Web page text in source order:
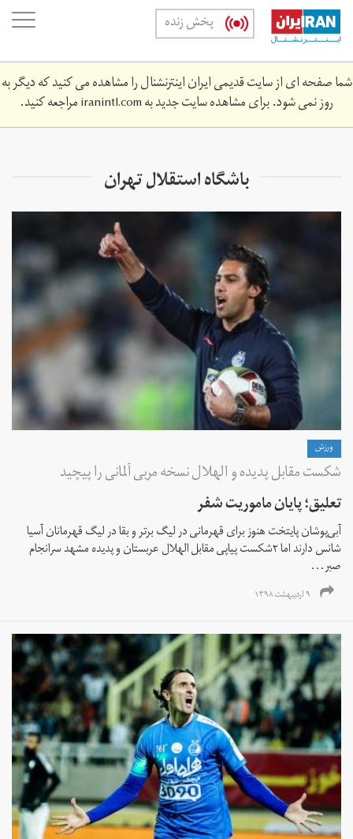
Skip
main
content
پخش زنده
شما صفحه ای از سایت قدیمی ایران اینترنشنال را مشاهده می کنید که دیگر به
روز نمی شود. برای مشاهده سایت جدید بهiranintl.comمراجعه کنید.
باشگاه استقلال تهران
ورزش
شکست مقابل پدیده و الهلال نسخه مربی آلمانی را پیچید
تعلیق؛ پایان ماموریت شفر
آبی‌­پوشان پایتخت هنوز برای قهرمانی در لیگ برتر و بقا در لیگ قهرمانان آسیا
شانس دارند اما ۲شکست پیاپی مقابل الهلال عربستان و پدیده مشهد سرانجام
صبر...
۹ اردیبهشت ۱۳۹۸